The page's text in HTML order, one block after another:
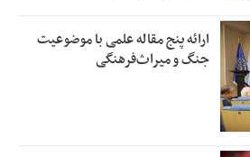
ارائه پنج مقاله علمی با موضوعیت
جنگ و میراث‌فرهنگی